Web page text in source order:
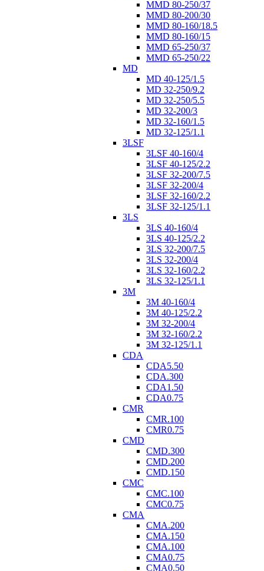
MMD 80-250/37
MMD 80-200/30
MMD 80-160/18.5
MMD 80-160/15
MMD 65-250/37
MMD 65-250/22
MD
MD 40-125/1.5
MD 32-250/9.2
MD 32-250/5.5
MD 32-200/3
MD 32-160/1.5
MD 32-125/1.1
3LSF
3LSF 40-160/4
3LSF 40-125/2.2
3LSF 32-200/7.5
3LSF 32-200/4
3LSF 32-160/2.2
3LSF 32-125/1.1
3LS
3LS 40-160/4
3LS 40-125/2.2
3LS 32-200/7.5
3LS 32-200/4
3LS 32-160/2.2
3LS 32-125/1.1
3M
3M 40-160/4
3M 40-125/2.2
3M 32-200/4
3M 32-160/2.2
3M 32-125/1.1
CDA
CDA5.50
CDA.300
CDA1.50
CDA0.75
CMR
CMR.100
CMR0.75
CMD
CMD.300
CMD.200
CMD.150
CMC
CMC.100
CMC0.75
CMA
CMA.200
CMA.150
CMA.100
CMA0.75
CMA0.50